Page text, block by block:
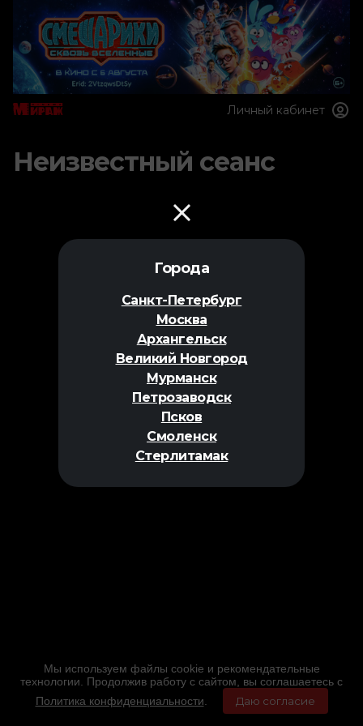
Города
Санкт-Петербург
Москва
Архангельск
Великий Новгород
Мурманск
Петрозаводск
Псков
Смоленск
Стерлитамак
Личный кабинет
Неизвестный сеанс
Мы используем файлы cookie и рекомендательные
технологии. Продолжив работу с сайтом, вы соглашаетесь с
Политика конфиденциальности
Даю согласие